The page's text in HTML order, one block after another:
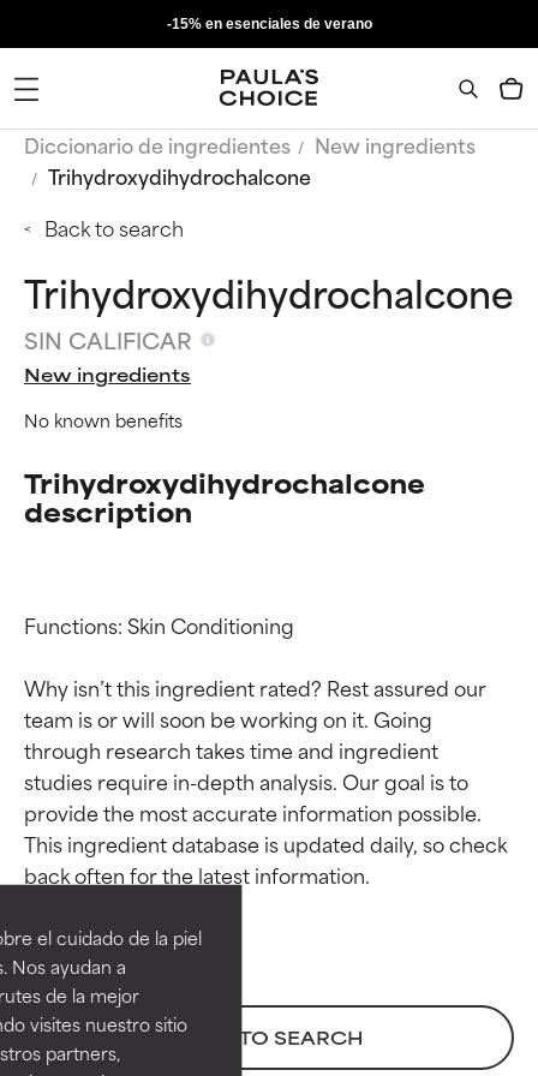
el cuidado de la piel
Nos ayudan a
de la mejor
visites nuestro sitio
partners,
-15% en esenciales de verano
Diccionario de ingredientes
New ingredients
Trihydroxydihydrochalcone
Back to search
Trihydroxydihydrochalcone
SIN CALIFICAR
New ingredients
No known benefits
Trihydroxydihydrochalcone
description
Functions: Skin Conditioning
Why isn’t this ingredient rated? Rest assured our
team is or will soon be working on it. Going
through research takes time and ingredient
studies require in-depth analysis. Our goal is to
provide the most accurate information possible.
This ingredient database is updated daily, so check
BACK TO SEARCH
Calificaciones de
ingredientes
EXCELENTE
Ingrediente sobresaliente con
beneficios reales para la piel. Su
eficacia está demostrada y
respaldada por estudios
Calificaciones de
ingredientes
EXCELENTE
Ingrediente sobresaliente con
beneficios reales para la piel. Su
eficacia está demostrada y
respaldada por estudios